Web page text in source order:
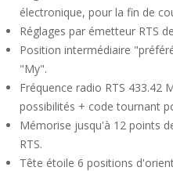
électronique, pour la fin de
Réglages par émetteur RTS
Position intermédiaire
"My".
Fréquence radio RTS 433.42
possibilités + code tournant
Mémorise jusqu'à 12 points
RTS.
Tête étoile 6 positions